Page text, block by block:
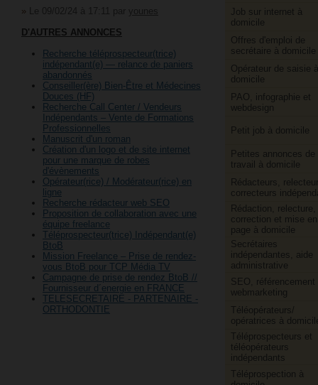
Job sur internet à
domicile
Offres d'emploi de
secrétaire à domicile
Opérateur de saisie à
domicile
PAO, infographie et
webdesign
Petit job à domicile
Petites annonces de
travail à domicile
Rédacteurs,
correcteurs
Rédaction, relecture,
correction et mise en
page à domicile
Secrétaires
indépendantes, aide
administrative
SEO, référencement
webmarketing
Téléopérateurs/​
opératrices à
Téléprospecteurs et
téléopérateurs
indépendants
Téléprospection à
»
D'AUTRES ANNONCES
Recherche téléprospecteur(trice)
indépendant(e) — relance de paniers
abandonnés
Conseiller(ère) Bien-Être et Médecines
Douces (HF)
Recherche Call Center / Vendeurs
Indépendants – Vente de Formations
Professionnelles
Manuscrit d'un roman
Création d'un logo et de site internet
pour une marque de robes
d'évènements
Opérateur(rice) / Modérateur(rice) en
ligne
Recherche rédacteur web SEO
Proposition de collaboration avec une
équipe freelance
Téléprospecteur(trice) Indépendant(e)
BtoB
Mission Freelance – Prise de rendez-
vous BtoB pour TCP Média TV
Campagne de prise de rendez BtoB //
Fournisseur d´energie en FRANCE
TELESECRETAIRE - PARTENAIRE -
ORTHODONTIE